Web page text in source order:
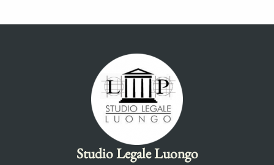
Studio Legale Luongo